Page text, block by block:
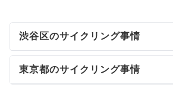
渋谷区のサイクリング事情
東京都のサイクリング事情